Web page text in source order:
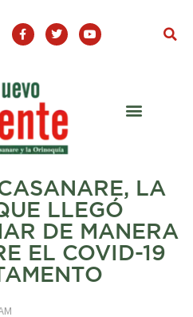
F
a
c
o
o
-
T
w
i
Y
o
u
LA
LLEGÓ
DE MANERA
EL COVID-19